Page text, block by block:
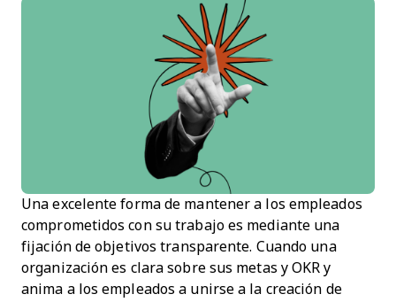
Una excelente forma de mantener a los empleados
comprometidos con su trabajo es mediante una
fijación de objetivos transparente. Cuando una
organización es clara sobre sus metas y OKR y
anima a los empleados a unirse a la creación de